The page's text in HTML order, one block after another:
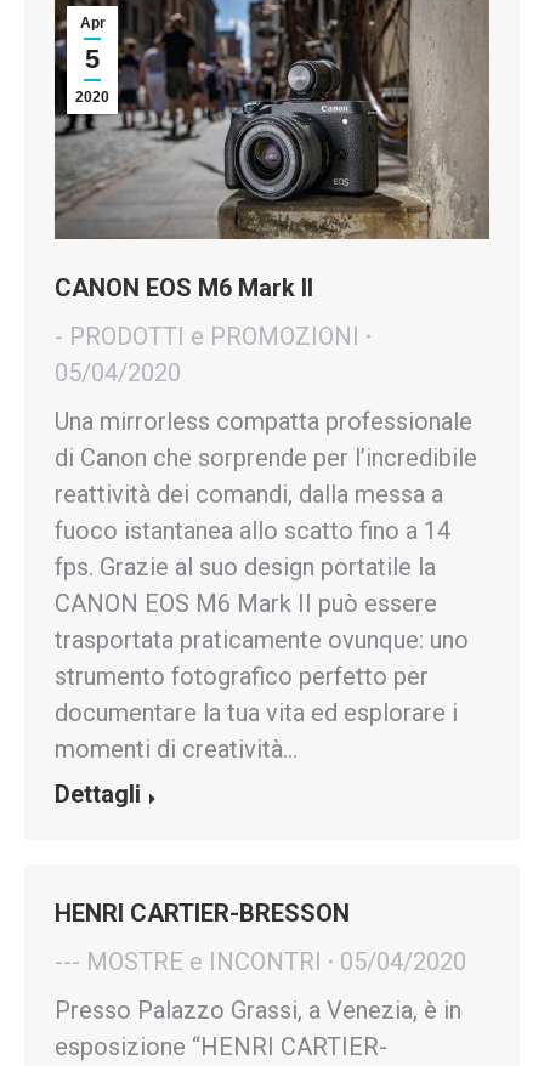
Apr
5
2020
CANON EOS M6 Mark II
- PRODOTTI e PROMOZIONI
05/04/2020
Una mirrorless compatta professionale
di Canon che sorprende per l’incredibile
reattività dei comandi, dalla messa a
fuoco istantanea allo scatto fino a 14
fps. Grazie al suo design portatile la
CANON EOS M6 Mark II può essere
trasportata praticamente ovunque: uno
strumento fotografico perfetto per
documentare la tua vita ed esplorare i
momenti di creatività…
Dettagli
HENRI CARTIER-BRESSON
--- MOSTRE e INCONTRI
05/04/2020
Presso Palazzo Grassi, a Venezia, è in
esposizione “HENRI CARTIER-